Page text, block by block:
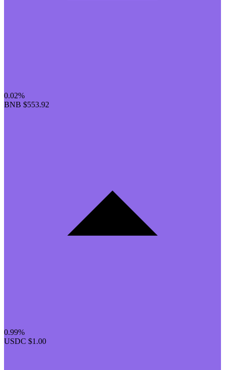
0.02%
BNB $553.92
0.99%
USDC $1.00